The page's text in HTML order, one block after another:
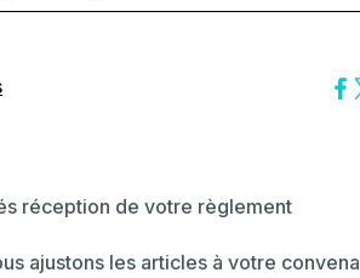
réception de votre règlement
ajustons les articles à votre